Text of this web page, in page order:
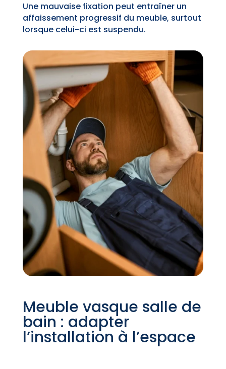
Une mauvaise fixation peut entraîner un
affaissement progressif du meuble, surtout
lorsque celui-ci est suspendu.
Meuble vasque salle de
bain : adapter
l’installation à l’espace